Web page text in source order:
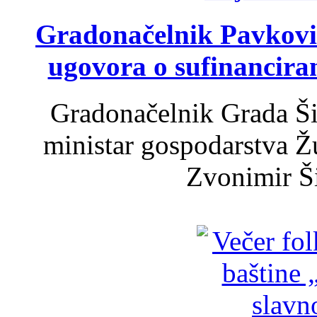
Gradonačelnik
ugovora o
Gradonačelnik Grada
ministar gospodarstva
Zvonimir